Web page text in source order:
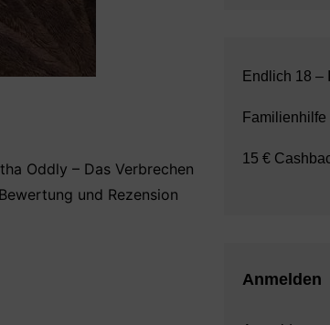
Oddly – Das Verbrechen
und Rezension
Endlich 18 –
Familienhilfe
15 €
Anmelden